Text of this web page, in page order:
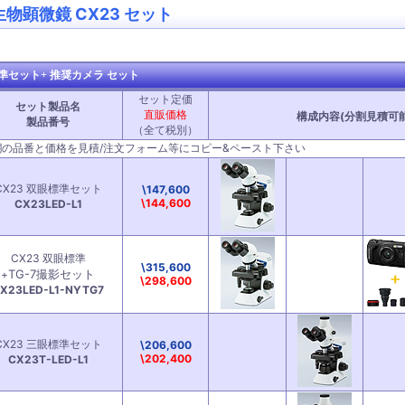
物顕微鏡 CX23 セット
セット+ 推奨カメラ セット
セット製品名
製品番号
セット定価
直販価格
（全て税別）
構成内容(分割見積可
品番と価格を見積/注文フォーム等にコピー&ペースト下さい
双眼標準セット
CX23LED-L1
\147,600
\144,600
CX23 双眼標準
+TG-7撮影セット
L1-NYTG7
\315,600
\298,600
三眼標準セット
CX23T-LED-L1
\206,600
\202,400